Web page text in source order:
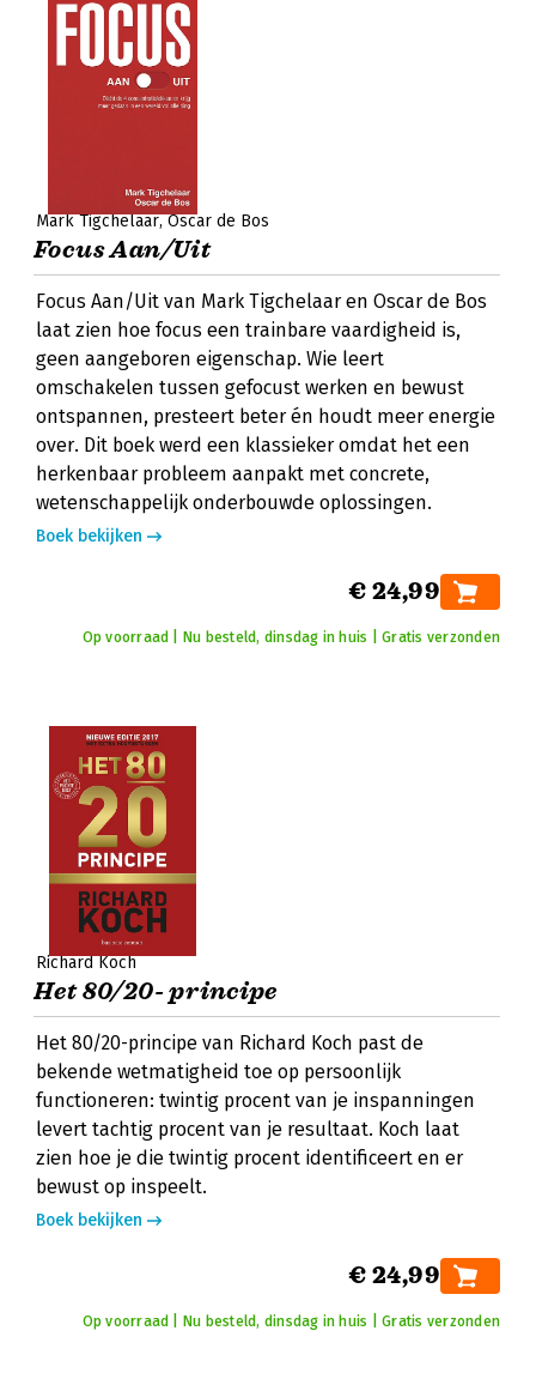
Mark Tigchelaar Oscar de Bos
Focus Aan/Uit
Focus Aan/Uit van Mark Tigchelaar en Oscar de Bos
laat zien hoe focus een trainbare vaardigheid is,
geen aangeboren eigenschap. Wie leert
omschakelen tussen gefocust werken en bewust
ontspannen, presteert beter én houdt meer energie
over. Dit boek werd een klassieker omdat het een
herkenbaar probleem aanpakt met concrete,
wetenschappelijk onderbouwde oplossingen.
Boek bekijken
€ 24,99
Op voorraad | Nu besteld, dinsdag in huis | Gratis verzonden
Richard Koch
Het 80/20- principe
Het 80/20-principe van Richard Koch past de
bekende wetmatigheid toe op persoonlijk
functioneren: twintig procent van je inspanningen
levert tachtig procent van je resultaat. Koch laat
zien hoe je die twintig procent identificeert en er
bewust op inspeelt.
Boek bekijken
€ 24,99
Op voorraad | Nu besteld, dinsdag in huis | Gratis verzonden